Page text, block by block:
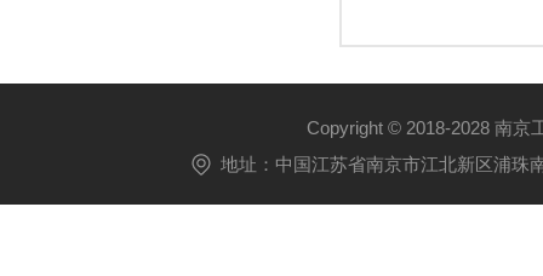
Copyright © 2018-2028 南京
地址：中国江苏省南京市江北新区浦珠